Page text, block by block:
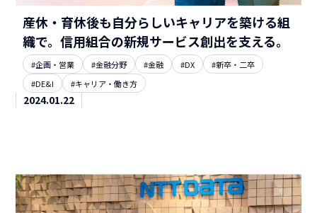
産休・育休後も自分らしいキャリアを築ける組
織で。信用組合の新規サービス創出を支える。
#企画・営業 #金融分野 #金融 #DX
#新卒・二卒
#DE&I
#キャリア・働き方
2024.01.22